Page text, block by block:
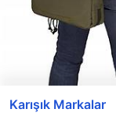
Karışık Markalar